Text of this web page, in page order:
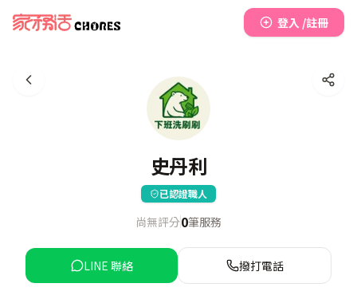
登入 /註冊
史丹利
已認證職人
尚無評分0筆服務
LINE 聯絡 撥打電話